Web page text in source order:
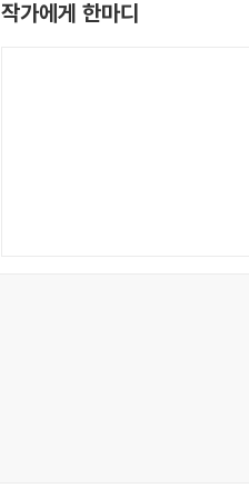
작가에게 한마디